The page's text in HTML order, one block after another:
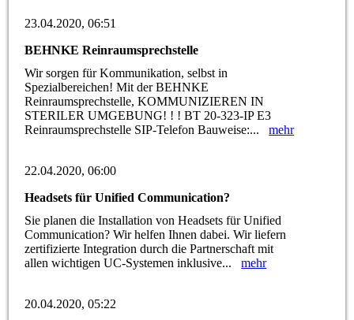
23.04.2020, 06:51
BEHNKE Reinraumsprechstelle
Wir sorgen für Kommunikation, selbst in
Spezialbereichen! Mit der BEHNKE
Reinraumsprechstelle, KOMMUNIZIEREN IN
STERILER UMGEBUNG! ! ! BT 20-323-IP E3
Reinraumsprechstelle SIP-Telefon Bauweise:...mehr
22.04.2020, 06:00
Headsets für Unified Communication?
Sie planen die Installation von Headsets für Unified
Communication? Wir helfen Ihnen dabei. Wir liefern
zertifizierte Integration durch die Partnerschaft mit
allen wichtigen UC-Systemen inklusive...mehr
20.04.2020, 05:22